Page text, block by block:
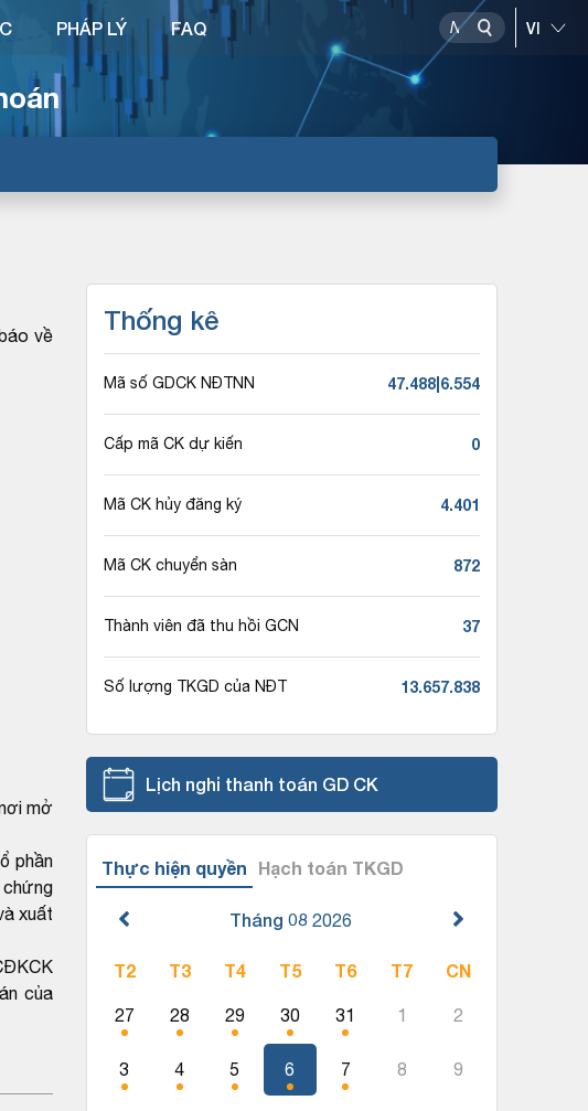
PHÁP LÝ FAQ
về
mở
phần
chứng
xuất
của
Thống kê
Mã số GDCK NĐTNN 47.488|6.554
Cấp mã CK dự kiến 0
Mã CK hủy đăng ký 4.401
Mã CK chuyển sàn 872
Thành viên đã thu hồi GCN 37
Số lượng TKGD của NĐT 13.657.838
Lịch nghỉ thanh toán GD CK
Thực hiện quyền Hạch toán TKGD
Tháng 08 2026
T2 T3 T4 T5 T6 T7 CN
27 28 29 30 31 1 2
3 4 5 6 7 8 9